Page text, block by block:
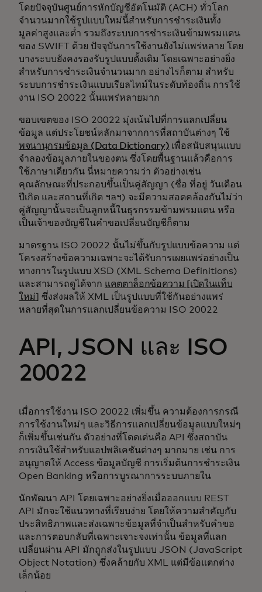
โดยปัจจุบันศูนย์การหักบัญชีอัตโนมัติ (ACH) ทั่วโลก
จำนวนมากใช้รูปแบบใหม่นี้สำหรับการชำระเงินทั้ง
มูลค่าสูงและต่ำ รวมถึงระบบการชำระเงินข้ามพรมแดน
ของ SWIFT ด้วย ปัจจุบันการใช้งานยังไม่แพร่หลาย โดย
บางระบบยังคงรองรับรูปแบบดั้งเดิม โดยเฉพาะอย่างยิ่ง
สำหรับการชำระเงินจำนวนมาก อย่างไรก็ตาม สำหรับ
ระบบการชำระเงินแบบเรียลไทม์ในระดับท้องถิ่น การใช้
งาน ISO 20022 นั้นแพร่หลายมาก
ขอบเขตของ ISO 20022 มุ่งเน้นไปที่การแลกเปลี่ยน
ข้อมูล แต่ประโยชน์หลักมาจากการที่สถาบันต่างๆ ใช้
พจนานุกรมข้อมูล (Data Dictionary) เพื่อสนับสนุนแบบ
จำลองข้อมูลภายในของตน ซึ่งโดยพื้นฐานแล้วคือการ
ใช้ภาษาเดียวกัน นี่หมายความว่า ตัวอย่างเช่น
คุณลักษณะที่ประกอบขึ้นเป็นคู่สัญญา (ชื่อ ที่อยู่ วันเดือน
ปีเกิด และสถานที่เกิด ฯลฯ) จะมีความสอดคล้องกันไม่ว่า
คู่สัญญานั้นจะเป็นลูกหนี้ในธุรกรรมข้ามพรมแดน หรือ
เป็นเจ้าของบัญชีในคำขอเปลี่ยนบัญชีก็ตาม
มาตรฐาน ISO 20022 นั้นไม่ขึ้นกับรูปแบบข้อความ แต่
โครงสร้างข้อความเฉพาะจะได้รับการเผยแพร่อย่างเป็น
ทางการในรูปแบบ XSD (XML Schema Definitions)
และสามารถดูได้จาก แคตตาล็อกข้อความ [เปิดในแท็บ
ใหม่] ซึ่งส่งผลให้ XML เป็นรูปแบบที่ใช้กันอย่างแพร่
หลายที่สุดในการแลกเปลี่ยนข้อความ ISO 20022
API, JSON และ ISO
20022
เมื่อการใช้งาน ISO 20022 เพิ่มขึ้น ความต้องการกรณี
การใช้งานใหม่ๆ และวิธีการแลกเปลี่ยนข้อมูลแบบใหม่ๆ
ก็เพิ่มขึ้นเช่นกัน ตัวอย่างที่โดดเด่นคือ API ซึ่งสถาบัน
การเงินใช้สำหรับแอปพลิเคชันต่างๆ มากมาย เช่น การ
อนุญาตให้ Access ข้อมูลบัญชี การเริ่มต้นการชำระเงิน
Open Banking หรือการบูรณาการระบบภายใน
นักพัฒนา API โดยเฉพาะอย่างยิ่งเมื่อออกแบบ REST
API มักจะใช้แนวทางที่เรียบง่าย โดยให้ความสำคัญกับ
ประสิทธิภาพและส่งเฉพาะข้อมูลที่จำเป็นสำหรับคำขอ
และการตอบกลับที่เฉพาะเจาะจงเท่านั้น ข้อมูลที่แลก
เปลี่ยนผ่าน API มักถูกส่งในรูปแบบ JSON (JavaScript
Object Notation) ซึ่งคล้ายกับ XML แต่มีข้อแตกต่าง
เล็กน้อย